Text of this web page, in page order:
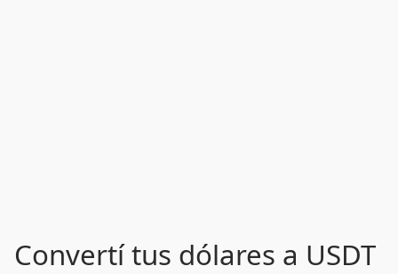
Convertí tus dólares a USDT